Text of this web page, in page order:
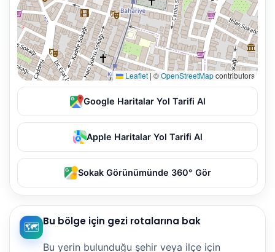
Leaflet | ©OpenStreetMapcontributors
Google Haritalar Yol Tarifi Al
Apple Haritalar Yol Tarifi Al
Sokak Görünümünde 360° Gör
🗺️ Bu bölge için gezi rotalarına bak
Bu yerin bulunduğu şehir veya ilçe için